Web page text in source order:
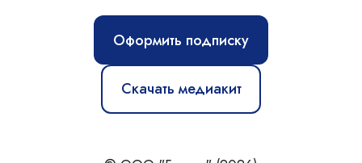
Оформить подписку
Скачать медиакит